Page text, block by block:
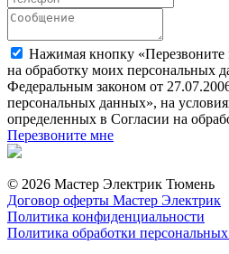
Нажимая кнопку «Перезвоните
на обработку моих персональных
Федеральным законом от
персональных данных», на
определенных в Согласии на
Перезвоните мне
© 2026 Мастер Электрик Тюмень
Договор оферты Мастер Электрик
Политика конфиденциальности
Политика обработки